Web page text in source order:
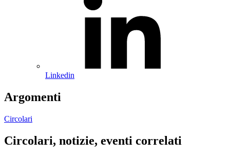
Linkedin
Argomenti
Circolari
Circolari, notizie, eventi correlati